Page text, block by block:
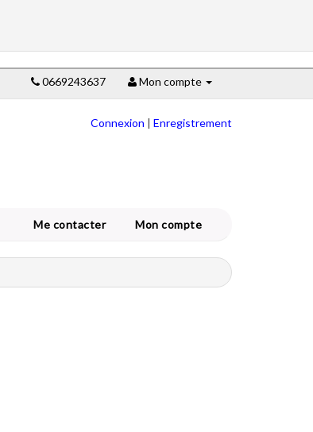
0669243637 Mon compte
Connexion | Enregistrement
Me contacter Mon compte